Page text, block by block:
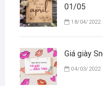
01/05
18/04/2022
Giá giày
04/03/2022